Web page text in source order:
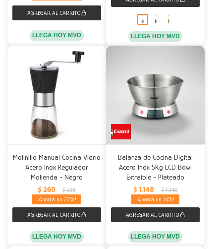
LLEGA HOY MVD LLEGA HOY MVD
Molinillo Manual Cocina Vidrio
Acero Inox Regulador
Molienda - Negro
$ 260 $ 335
22
LLEGA HOY MVD
Balanza de Cocina Digital
Acero Inox 5Kg LCD Bowl
Extraíble - Plateado
$ 1.148 $ 1.349
14
LLEGA HOY MVD